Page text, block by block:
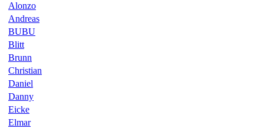
Alonzo
Andreas
BUBU
Blitt
Brunn
Christian
Daniel
Danny
Eicke
Elmar